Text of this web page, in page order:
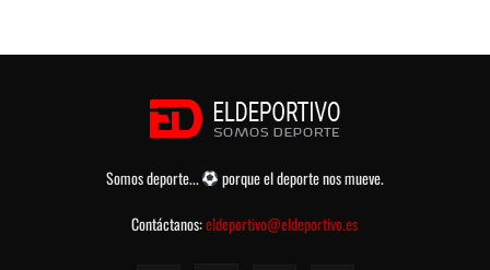
Somos deporte...
porque el deporte nos mueve.
Contáctanos:eldeportivo@eldeportivo.es